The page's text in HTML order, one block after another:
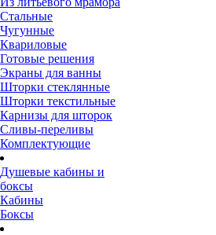
Стальные
Чугунные
Квариловые
Готовые решения
Экраны для ванны
Шторки стеклянные
Шторки текстильные
Карнизы для шторок
Сливы-переливы
Комплектующие
Душевые кабины и
боксы
Кабины
Боксы